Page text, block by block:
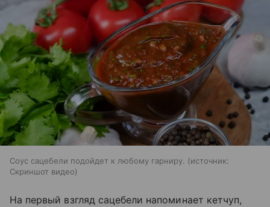
Соус сацебели подойдет к любому гарниру.
источник:
Скриншот видео
На первый взгляд сацебели напоминает кетчуп,